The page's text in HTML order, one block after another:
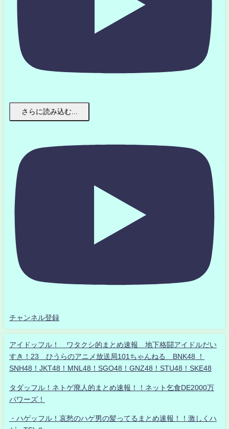
さらに読み込む...
チャンネル登録
アイドッフル！ ワタクシ的まとめ速報 地下格闘アイドルだい
すき！23 ひうらのアニメ放送局101ちゃんねる BNK48 ！
SNH48！JKT48！MNL48！SGO48！GNZ48！STU48！SKE48
タダッフル！ネトゲ廃人的まとめ速報！！ネット乞食DE2000万
パワーズ！
・ハゲッフル！哀愁のハゲ男の髪ってるまとめ速報！！激しくハ